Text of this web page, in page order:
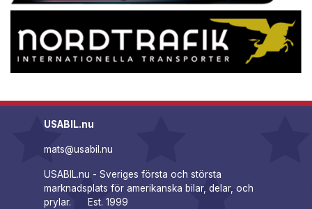
USABIL.nu
mats@usabil.nu
USABIL.nu - Sveriges första och största
marknadsplats för amerikanska bilar, delar, och
prylar. Est. 1999